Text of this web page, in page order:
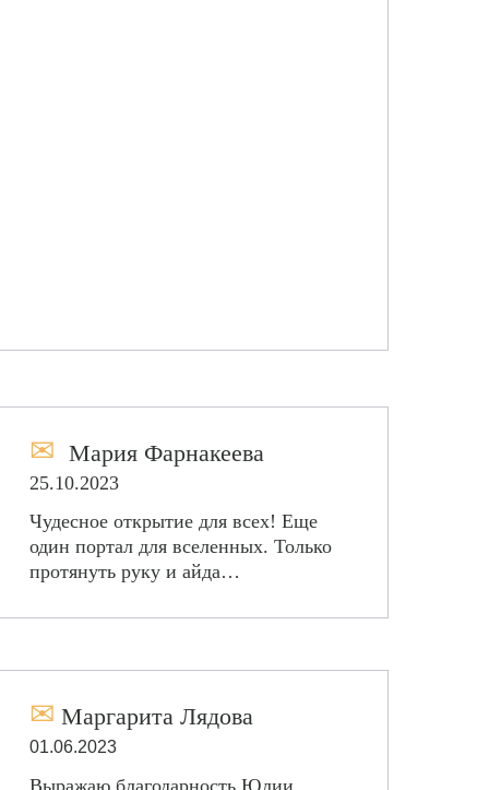
✉ Мария Фарнакеева
25.10.2023
Чудесное открытие для всех! Еще
один портал для вселенных. Только
протянуть руку и айда…
✉ Маргарита Лядова
01.06.2023
Выражаю благодарность Юлии